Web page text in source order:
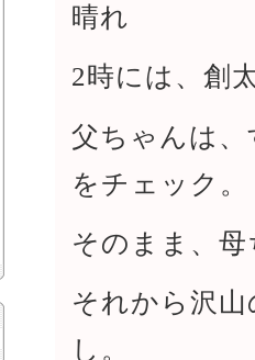
晴れ
2時には、創
父ちゃんは
をチェック。
そのまま、
それから沢
し。